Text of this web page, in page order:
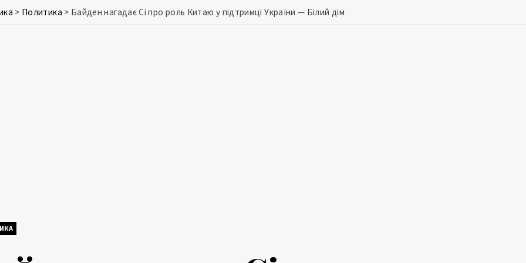
> Политика > Байден нагадає Сі про роль Китаю у підтримці України — Білий дім